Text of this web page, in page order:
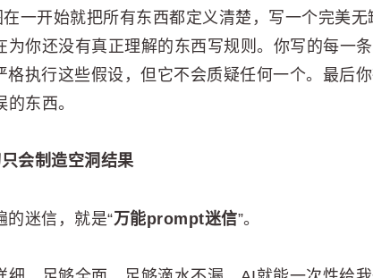
一开始就把所有东西都定义清楚，写一个完美无
你还没有真正理解的东西写规则。你写的每一
执行这些假设，但它不会质疑任何一个。最后
东西。
会制造空洞结果
迷信，就是“万能prompt迷信”。